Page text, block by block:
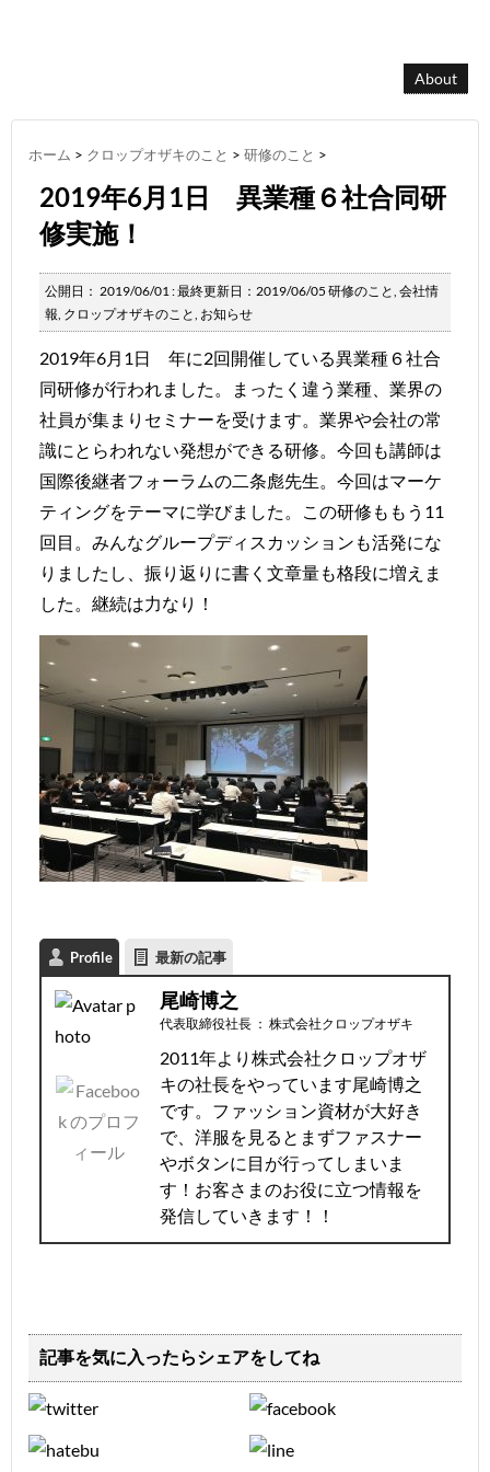
About
ホーム > クロップオザキのこと > 研修のこと >
2019年6月1日 異業種６社合同研
修実施！
公開日： 2019/06/01: 最終更新日：2019/06/05 研修のこと, 会社情
報, クロップオザキのこと, お知らせ
2019年6月1日 年に2回開催している異業種６社合
同研修が行われました。まったく違う業種、業界の
社員が集まりセミナーを受けます。業界や会社の常
識にとらわれない発想ができる研修。今回も講師は
国際後継者フォーラムの二条彪先生。今回はマーケ
ティングをテーマに学びました。この研修ももう11
回目。みんなグループディスカッションも活発にな
りましたし、振り返りに書く文章量も格段に増えま
した。継続は力なり！
Profile 最新の記事
尾崎博之
代表取締役社長 ： 株式会社クロップオザキ
2011年より株式会社クロップオザ
キの社長をやっています尾崎博之
です。ファッション資材が大好き
で、洋服を見るとまずファスナー
やボタンに目が行ってしまいま
す！お客さまのお役に立つ情報を
発信していきます！！
記事を気に入ったらシェアをしてね